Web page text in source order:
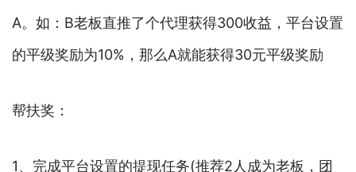
A。如：B老板直推了个代理获得300收益，平台设置
的平级奖励为10%，那么A就能获得30元平级奖励
帮扶奖：
1、完成平台设置的提现任务(推荐2人成为老板，团